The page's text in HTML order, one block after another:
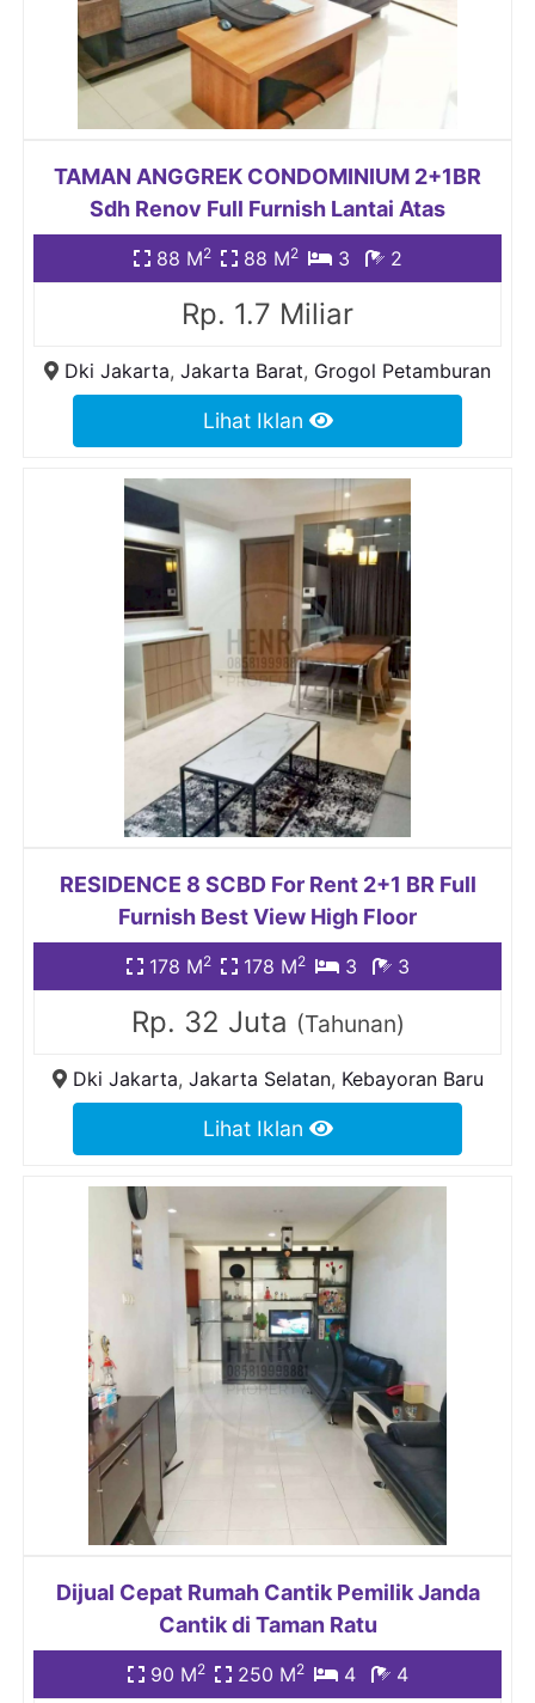
TAMAN ANGGREK CONDOMINIUM 2+1BR
Sdh Renov Full Furnish Lantai Atas
88 M2 88 M2 3 2
Rp. 1.7 Miliar
Dki Jakarta, Jakarta Barat, Grogol Petamburan
Lihat Iklan
RESIDENCE 8 SCBD For Rent 2+1 BR Full
Furnish Best View High Floor
178 M2 178 M2 3 3
Rp. 32 Juta (Tahunan)
Dki Jakarta, Jakarta Selatan, Kebayoran Baru
Lihat Iklan
Dijual Cepat Rumah Cantik Pemilik Janda
Cantik di Taman Ratu
90 M2 250 M2 4 4